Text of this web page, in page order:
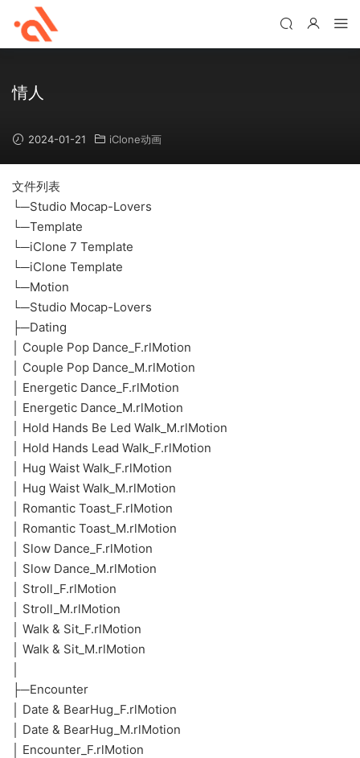
情人
2024-01-21 iClone动画
文件列表
└─Studio Mocap-Lovers
└─Template
└─iClone 7 Template
└─iClone Template
└─Motion
└─Studio Mocap-Lovers
├─Dating
│ Couple Pop Dance_F.rlMotion
│ Couple Pop Dance_M.rlMotion
│ Energetic Dance_F.rlMotion
│ Energetic Dance_M.rlMotion
│ Hold Hands Be Led Walk_M.rlMotion
│ Hold Hands Lead Walk_F.rlMotion
│ Hug Waist Walk_F.rlMotion
│ Hug Waist Walk_M.rlMotion
│ Romantic Toast_F.rlMotion
│ Romantic Toast_M.rlMotion
│ Slow Dance_F.rlMotion
│ Slow Dance_M.rlMotion
│ Stroll_F.rlMotion
│ Stroll_M.rlMotion
│ Walk & Sit_F.rlMotion
│ Walk & Sit_M.rlMotion
├─Encounter
│ Date & BearHug_F.rlMotion
│ Date & BearHug_M.rlMotion
│ Encounter_F.rlMotion